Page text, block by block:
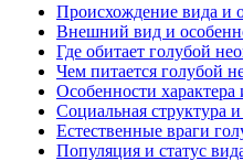
Происхождение вида и
Внешний вид и
Где обитает голубой
Чем питается голубой
Особенности характера
Социальная структура
Естественные враги
Популяция и статус